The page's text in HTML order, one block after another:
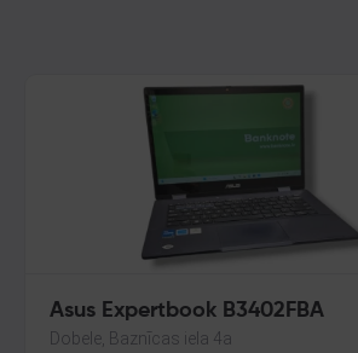
Asus Expertbook B3402FBA
Dobele, Baznīcas iela 4a